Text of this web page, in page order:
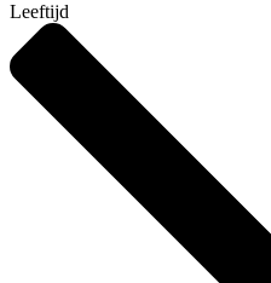
Leeftijd